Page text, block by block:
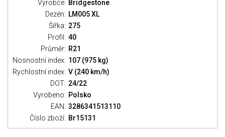
Výrobce: Bridgestone
Dezén: LM005 XL
Šířka: 275
Profil: 40
Průměr: R21
Nosnostní index: 107 (975 kg)
Rychlostní index: V (240 km/h)
DOT: 24/22
Vyrobeno: Polsko
EAN: 3286341513110
Číslo zboží: Br15131